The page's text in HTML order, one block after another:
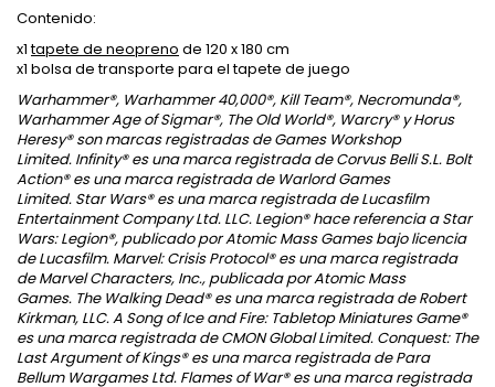
Contenido:
x1tapete de neopreno de 120 x 180 cm
x1 bolsa de transporte para el tapete de juego
Warhammer®, Warhammer 40,000®, Kill Team®, Necromunda®,
Warhammer Age of Sigmar®, The Old World®, Warcry® y Horus
Heresy® son marcas registradas de Games Workshop
Limited. Infinity® es una marca registrada de Corvus Belli S.L. Bolt
Action® es una marca registrada de Warlord Games
Limited. Star Wars® es una marca registrada de Lucasfilm
Entertainment Company Ltd. LLC. Legion® hace referencia a Star
Wars: Legion®, publicado por Atomic Mass Games bajo licencia
de Lucasfilm. Marvel: Crisis Protocol® es una marca registrada
de Marvel Characters, Inc., publicada por Atomic Mass
Games. The Walking Dead® es una marca registrada de Robert
Kirkman, LLC.A Song of Ice and Fire: Tabletop Miniatures Game®
es una marca registrada de CMON Global Limited. Conquest: The
Last Argument of Kings® es una marca registrada de Para
Bellum Wargames Ltd. Flames of War® es una marca registrada